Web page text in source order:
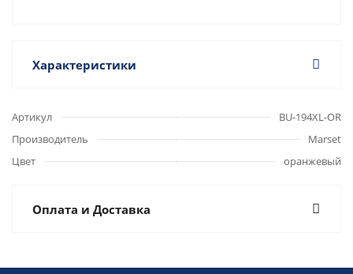
Характеристики
Артикул
BU-194XL-OR
Производитель
Marset
Цвет
оранжевый
Оплата и Доставка